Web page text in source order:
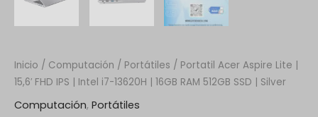
Inicio / Computación / Portátiles / Portatil Acer Aspire Lite |
15,6′ FHD IPS | Intel i7-13620H | 16GB RAM 512GB SSD | Silver
Computación, Portátiles